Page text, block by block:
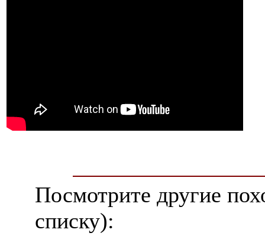
Посмотрите другие
списку):